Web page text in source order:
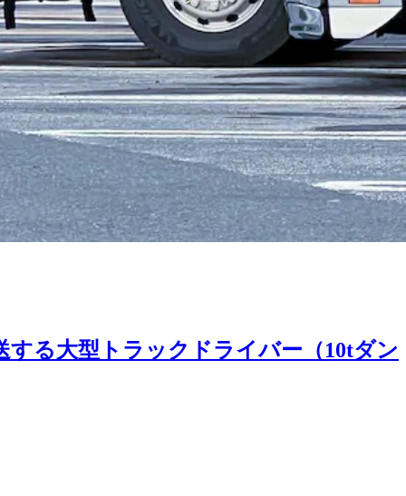
る大型トラックドライバー（10tダン